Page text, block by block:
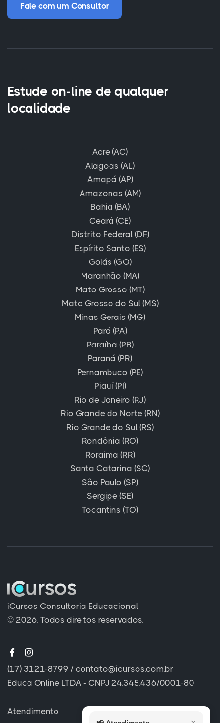
Fale com um Consultor
Estude on-line de qualquer
localidade
Acre (AC)
Alagoas (AL)
Amapá (AP)
Amazonas (AM)
Bahia (BA)
Ceará (CE)
Distrito Federal (DF)
Espírito Santo (ES)
Goiás (GO)
Maranhão (MA)
Mato Grosso (MT)
Mato Grosso do Sul (MS)
Minas Gerais (MG)
Pará (PA)
Paraíba (PB)
Paraná (PR)
Pernambuco (PE)
Piauí (PI)
Rio de Janeiro (RJ)
Rio Grande do Norte (RN)
Rio Grande do Sul (RS)
Rondônia (RO)
Roraima (RR)
Santa Catarina (SC)
São Paulo (SP)
Sergipe (SE)
Tocantins (TO)
iCursos Consultoria Educacional
© 2026. Todos direitos reservados.
(17) 3121-8799 / contato@icursos.com.br
Educa Online LTDA - CNPJ 24.345.436/0001-80
Atendimento